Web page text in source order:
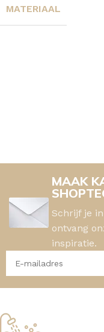
MATERIAAL
MAAK
Schrijf je
ontvang
inspiratie.